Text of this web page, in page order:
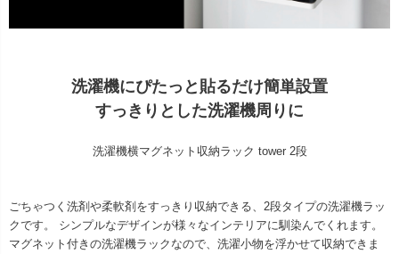
洗濯機にぴたっと貼るだけ簡単設置
すっきりとした洗濯機周りに
洗濯機横マグネット収納ラック tower 2段
ごちゃつく洗剤や柔軟剤をすっきり収納できる、2段タイプの洗濯機ラッ
クです。 シンプルなデザインが様々なインテリアに馴染んでくれます。
マグネット付きの洗濯機ラックなので、洗濯小物を浮かせて収納できま